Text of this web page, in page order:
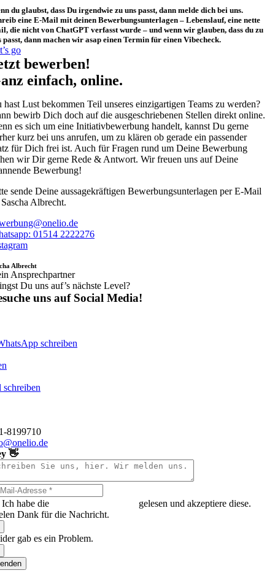
du glaubst, dass Du irgendwie zu uns passt, dann melde dich bei uns.
eine E-Mail mit deinen Bewerbungsunterlagen – Lebenslauf, eine nette
die nicht von ChatGPT verfasst wurde – und wenn wir glauben, dass du zu
passt, dann machen wir asap einen Termin für einen Vibecheck.
go
bewerben!
einfach, online.
hast Lust bekommen Teil unseres einzigartigen Teams zu werden?
bewirb Dich doch auf die ausgeschriebenen Stellen direkt online.
es sich um eine Initiativbewerbung handelt, kannst Du gerne
kurz bei uns anrufen, um zu klären ob gerade ein passender
für Dich frei ist. Auch für Fragen rund um Deine Bewerbung
wir Dir gerne Rede & Antwort. Wir freuen uns auf Deine
Bewerbung!
sende Deine aussagekräftigen Bewerbungsunterlagen per E-Mail
Albrecht.
01514 2222276
Albrecht
Ansprechpartner
Du uns auf’s nächste Level?
uns auf Social Media!
schreiben
8199710
👋
Ich habe die
gelesen und akzeptiere diese.
Dank für die Nachricht.
gab es ein Problem.